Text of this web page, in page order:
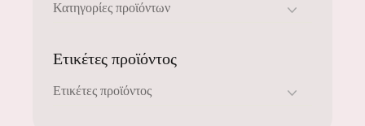
Ετικέτες προϊόντος